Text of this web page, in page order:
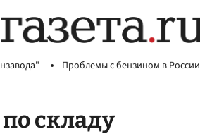
Проблемы с бензином в России
складу